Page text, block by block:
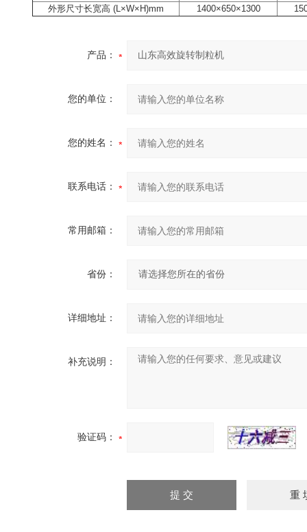
外形尺寸长宽高 (L×W×H)mm
1400×650×1300
产品：
您的单位：
您的姓名：
联系电话：
常用邮箱：
省份：
详细地址：
补充说明：
验证码：